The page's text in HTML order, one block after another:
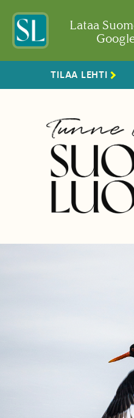
Lataa
TILAA LEHTI